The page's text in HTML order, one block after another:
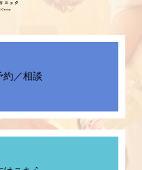
約／相談